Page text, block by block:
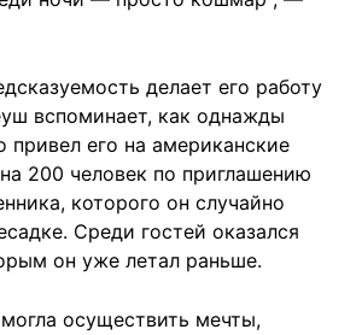
делает его работу
вспоминает, как однажды
привел его на американские
200 человек по приглашению
которого он случайно
Среди гостей оказался
он уже летал раньше.
осуществить мечты,